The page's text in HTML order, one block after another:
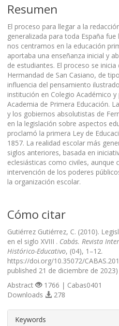
Resumen
El proceso para llegar a la
generalizada para toda España
nos centramos en la educación
aportaba una enseñanza inicial y
de estudiantes. El proceso se
Hermandad de San Casiano, de
influencia del pensamiento
institución en Colegio Académico
Academia de Primera Educación.
y los gobiernos absolutistas de
en la legislación sobre aspectos
proclamó la primera Ley de
1857. La realidad escolar más
siglos anteriores, basada en
eclesiásticas como civiles, aunque
intervención de los poderes
la organización escolar.
Cómo citar
Gutiérrez Gutiérrez, C. (2010).
en el siglo XVIII . Cabás. Revista
Histórico-Educativo, (04), 1–12.
https://doi.org/10.35072/
published 21 de diciembre de 2023)
Abstract
1766 | Cabas0401
Downloads
278
Keywords